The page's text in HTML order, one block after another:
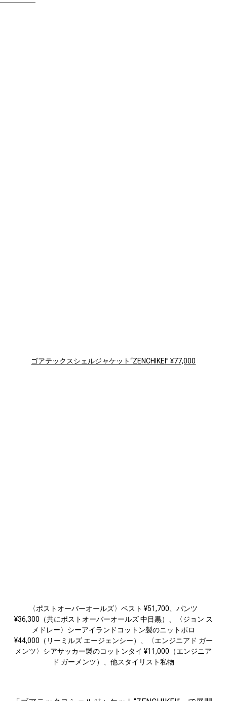
ゴアテックスシェルジャケット“ZENCHIKEI” ¥77,000
〈ポストオーバーオールズ〉ベスト ¥51,700、パンツ
¥36,300（共にポストオーバーオールズ 中目黒）、〈ジョン ス
メドレー〉シーアイランドコットン製のニットポロ
¥44,000（リーミルズ エージェンシー）、〈エンジニアド ガー
メンツ〉シアサッカー製のコットンタイ ¥11,000（エンジニア
ド ガーメンツ）、他スタイリスト私物